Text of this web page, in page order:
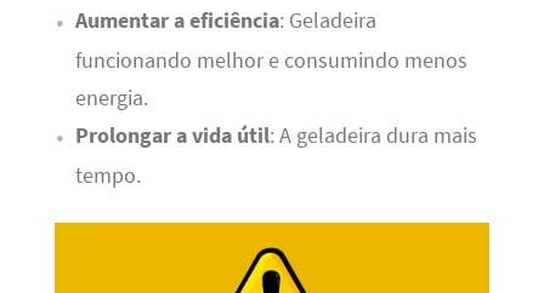
Aumentar a eficiência: Geladeira
funcionando melhor e consumindo menos
energia.
Prolongar a vida útil: A geladeira dura mais
tempo.